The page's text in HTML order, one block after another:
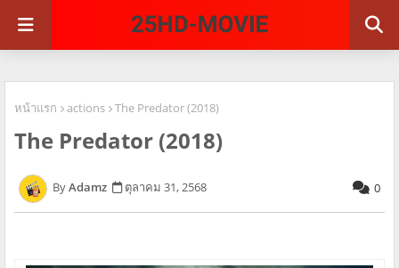
หน้าแรก actions The Predator (2018)
The Predator (2018)
Adamz ตุลาคม 31, 2568 0